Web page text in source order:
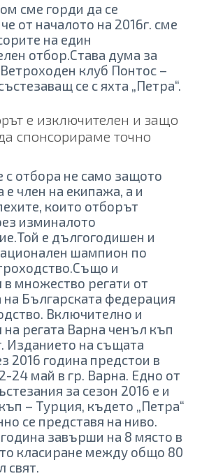
сме горди да се
от началото на 2016г. сме
на един
отбор.Става дума за
клуб Понтос –
се с яхта „Петра“.
е изключителен и защо
спонсорираме точно
с отбора не само защото
е член на екипажа, а и
които отборът
изминалото
е дългогодишен и
шампион по
и
в множество регати от
на Българската федерация
Включително и
на регата Варна ченъл къп
Изданието на същата
2016 година предстои в
24 май в гр. Варна. Едно от
за сезон 2016 е и
– Турция, където „Петра“
се представя на ниво.
завърши на 8 място в
класиране между общо 80
свят.